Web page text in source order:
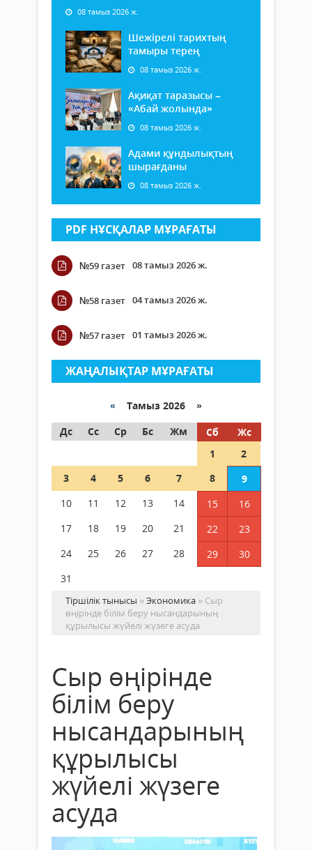
08 тамыз 2026 ж.
Шежірелі тарихтың
тамыры терең
08 тамыз 2026 ж.
Ақиқат таразысы –
«Абай жолында»
08 тамыз 2026 ж.
Адами құндылықтың
шырағданы
08 тамыз 2026 ж.
PDF НҰСҚАЛАР МҰРАҒАТЫ
№59 газет 08 тамыз 2026 ж.
№58 газет 04 тамыз 2026 ж.
№57 газет 01 тамыз 2026 ж.
ЖАҢАЛЫҚТАР МҰРАҒАТЫ
« Тамыз 2026 »
Дс
Сс Ср Бс Жм Сб
Жс
1
2
3
4 5 6 7 8
9
10
11 12 13 14 15
16
17
18 19 20 21 22
23
24
25 26 27 28 29
30
31
Тіршілік тынысы »Экономика » Сыр
өңірінде білім беру нысандарының
құрылысы жүйелі жүзеге асуда
Сыр өңірінде
білім беру
нысандарының
құрылысы
жүйелі жүзеге
асуда